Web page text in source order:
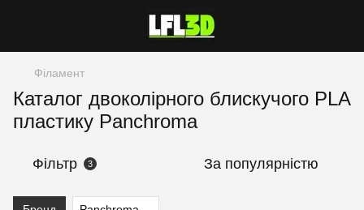
Філамент
Каталог двоколірного блискучого PLA
пластику Panchroma
Фільтр 3 За популярністю